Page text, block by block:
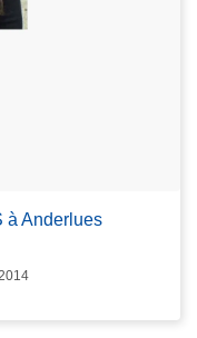
à Anderlues